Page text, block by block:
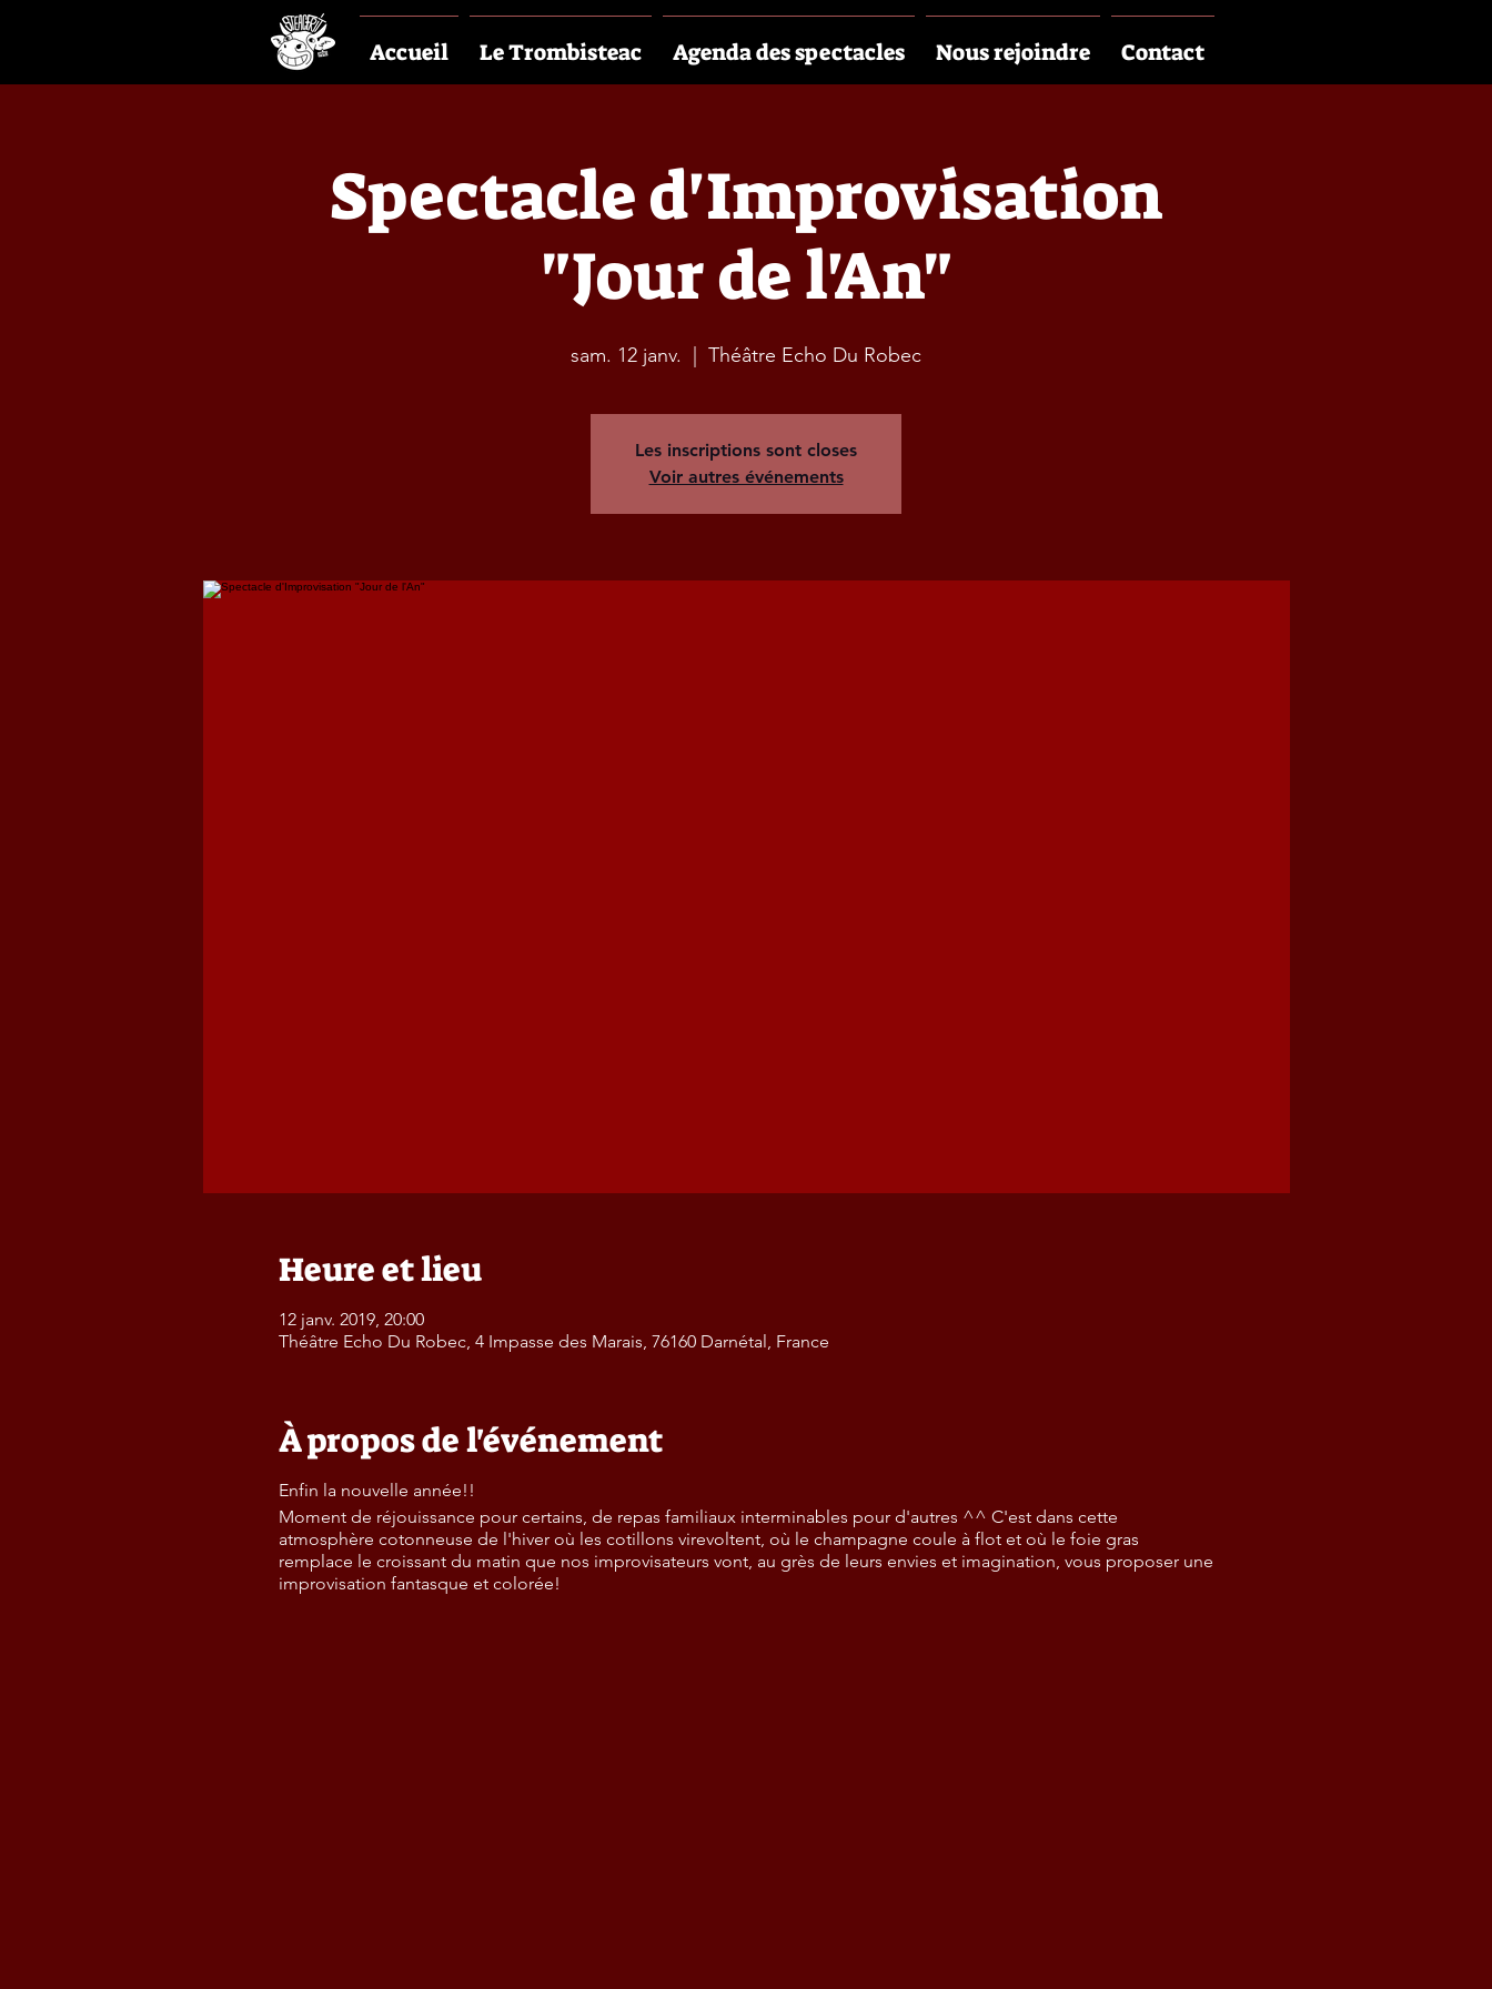
Accueil Le Trombisteac Agenda des spectacles Nous rejoindre Contact
Spectacle d'Improvisation
"Jour de l'An"
sam. 12 janv. Théâtre Echo Du Robec
Les inscriptions sont closes
Voir autres événements
Heure et lieu
12 janv. 2019, 20:00
Théâtre Echo Du Robec, 4 Impasse des Marais, 76160 Darnétal, France
À propos de l'événement
Enfin la nouvelle année!!
Moment de réjouissance pour certains, de repas familiaux interminables pour d'autres ^^ C'est dans cette
atmosphère cotonneuse de l'hiver où les cotillons virevoltent, où le champagne coule à flot et où le foie gras
remplace le croissant du matin que nos improvisateurs vont, au grès de leurs envies et imagination, vous proposer une
improvisation fantasque et colorée!